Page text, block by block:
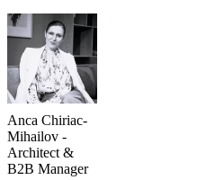
Anca Chiriac-
Mihailov -
Architect &
B2B Manager